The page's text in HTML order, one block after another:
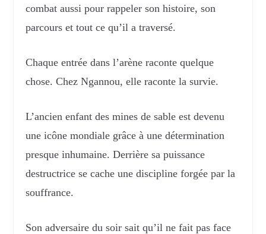
combat aussi pour rappeler son histoire, son
parcours et tout ce qu’il a traversé.
Chaque entrée dans l’arène raconte quelque
chose. Chez Ngannou, elle raconte la survie.
L’ancien enfant des mines de sable est devenu
une icône mondiale grâce à une détermination
presque inhumaine. Derrière sa puissance
destructrice se cache une discipline forgée par la
souffrance.
Son adversaire du soir sait qu’il ne fait pas face